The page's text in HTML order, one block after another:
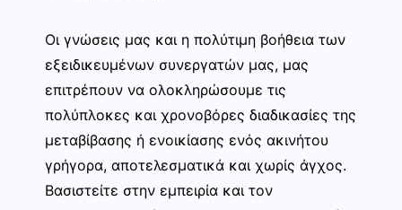
Οι γνώσεις μας και η πολύτιμη βοήθεια των
εξειδικευμένων συνεργατών μας, μας
επιτρέπουν να ολοκληρώσουμε τις
πολύπλοκες και χρονοβόρες διαδικασίες της
μεταβίβασης ή ενοικίασης ενός ακινήτου
γρήγορα, αποτελεσματικά και χωρίς άγχος.
Βασιστείτε στην εμπειρία και τον